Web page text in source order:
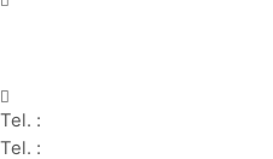
Tel. :
Tel. :